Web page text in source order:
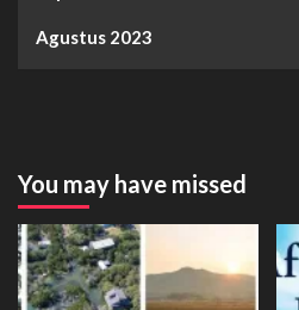
Agustus 2023
You may have missed